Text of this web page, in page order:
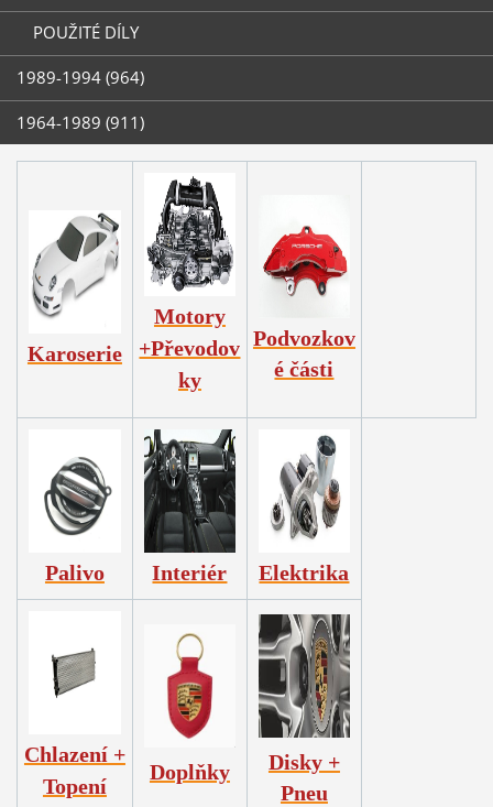
POUŽITÉ DÍLY
1989-1994 (964)
1964-1989 (911)
Karoserie
Motory
+Převodov
ky
Podvozkov
é části
Palivo Interiér Elektrika
Chlazení +
Topení
Doplňky
Disky +
Pneu